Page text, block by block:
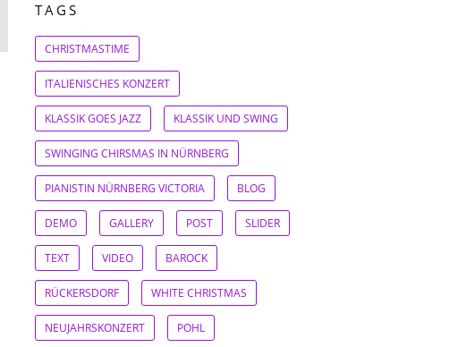
TAGS
CHRISTMASTIME
ITALIENISCHES KONZERT
KLASSIK GOES JAZZ KLASSIK UND SWING
SWINGING CHIRSMAS IN NÜRNBERG
PIANISTIN NÜRNBERG VICTORIA BLOG
DEMO GALLERY POST SLIDER
TEXT VIDEO BAROCK
RÜCKERSDORF WHITE CHRISTMAS
NEUJAHRSKONZERT POHL